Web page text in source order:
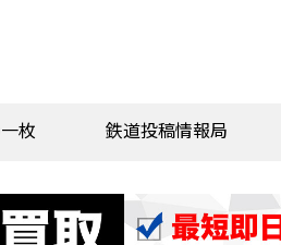
枚 鉄道投稿情報局